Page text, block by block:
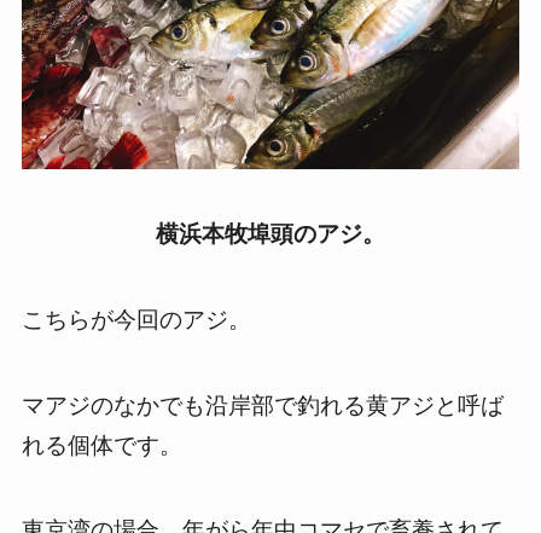
横浜本牧埠頭のアジ。
こちらが今回のアジ。
マアジのなかでも沿岸部で釣れる黄アジと呼ば
れる個体です。